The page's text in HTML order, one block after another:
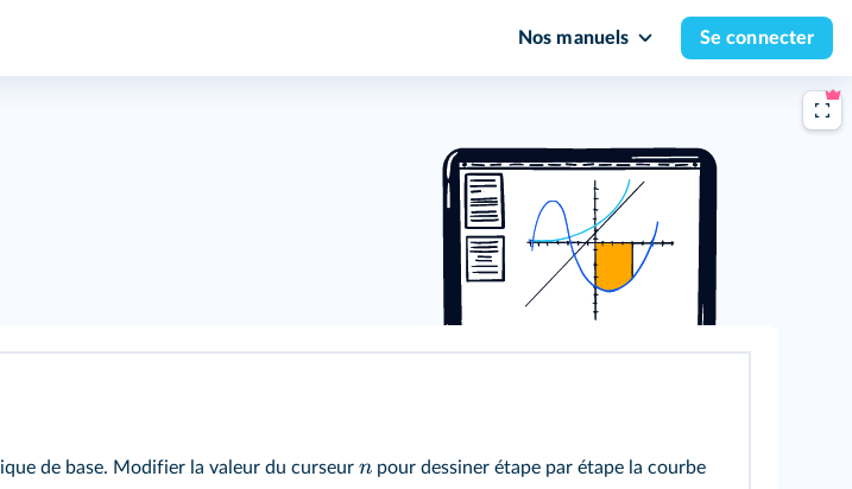
Nos manuels Se connecter
de base. Modifier la valeur du curseur npour dessiner étape par étape la courbe